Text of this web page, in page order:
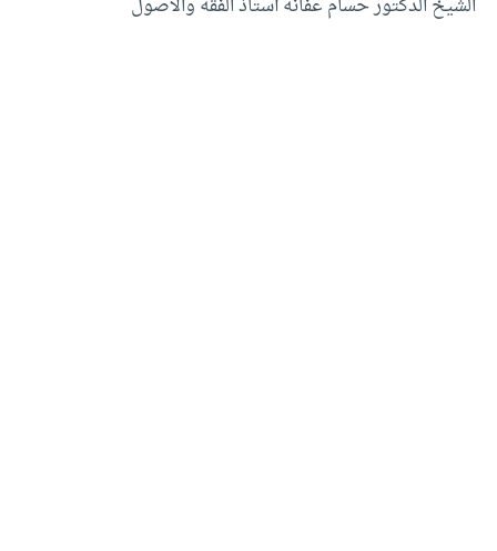
الشيخ الدكتور حسام عفانه أستاذ الفقه والأصول